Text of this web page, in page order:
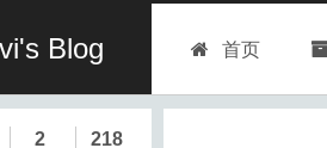
Blog 首页
2 218